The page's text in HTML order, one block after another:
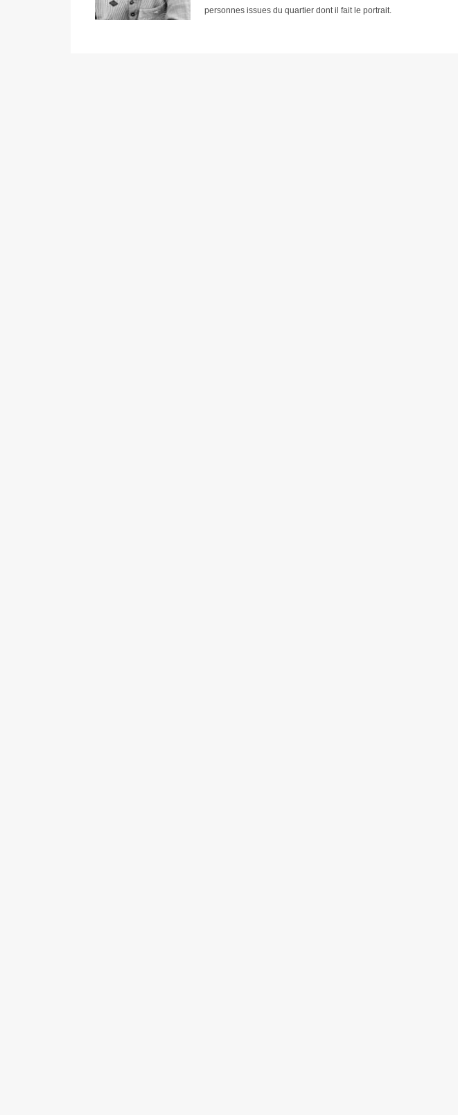
personnes issues du quartier dont il fait le portrait.